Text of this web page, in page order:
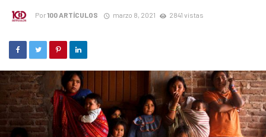
Por100 ARTÍCULOS marzo 8, 2021 2841 vistas